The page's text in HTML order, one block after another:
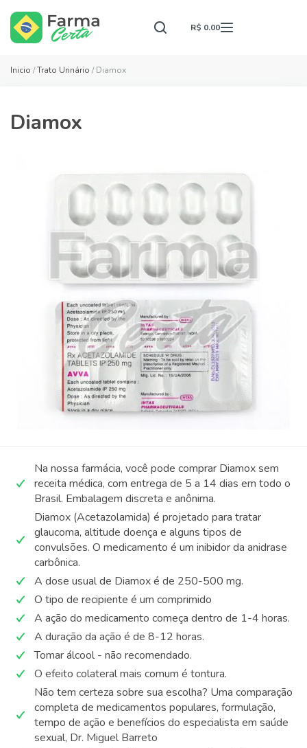
R$ 0.00
Inicio /Trato Urinário / Diamox
Diamox
Na nossa farmácia, você pode comprar Diamox sem
receita médica, com entrega de 5 a 14 dias em todo o
Brasil. Embalagem discreta e anônima.
Diamox (Acetazolamida) é projetado para tratar
glaucoma, altitude doença e alguns tipos de
convulsões. O medicamento é um inibidor da anidrase
carbônica.
A dose usual de Diamox é de 250-500 mg.
O tipo de recipiente é um comprimido
A ação do medicamento começa dentro de 1-4 horas.
A duração da ação é de 8-12 horas.
Tomar álcool - não recomendado.
O efeito colateral mais comum é tontura.
Não tem certeza sobre sua escolha? Uma comparação
completa de medicamentos populares, formulação,
tempo de ação e benefícios do especialista em saúde
sexual, Dr. Miguel Barreto